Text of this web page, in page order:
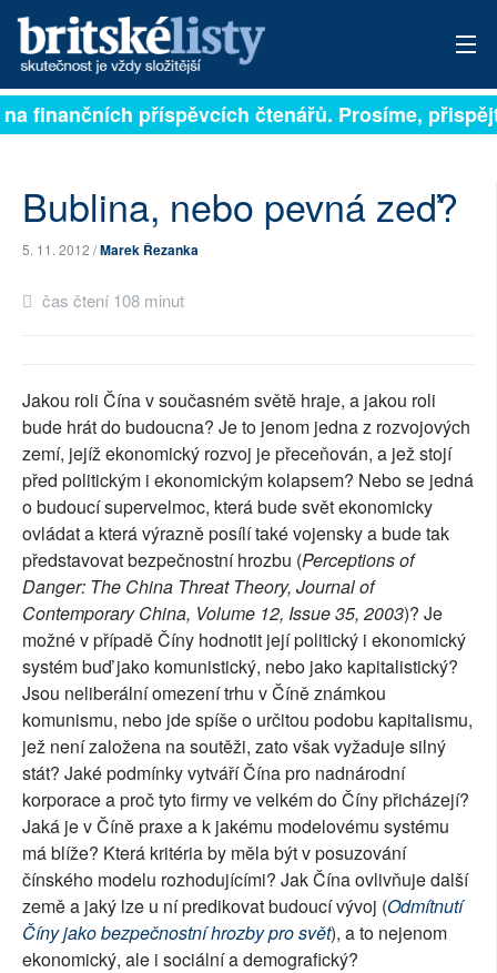
PŘIHLÁSIT
ARCHIV
AUTOŘI
PŘÍSPĚVKY NA PROVOZ
SOCIÁLNÍ SÍTĚ
RUBRIKY
PLNÁ VERZE STRÁNEK
příspěvcích čtenářů. Prosíme, přispějte.
Bublina, nebo pevná zeď?
5. 11. 2012 /Marek Řezanka
čas čtení 108 minut
Jakou roli Čína v současném světě hraje, a jakou roli
bude hrát do budoucna? Je to jenom jedna z rozvojových
zemí, jejíž ekonomický rozvoj je přeceňován, a jež stojí
před politickým i ekonomickým kolapsem? Nebo se jedná
o budoucí supervelmoc, která bude svět ekonomicky
ovládat a která výrazně posílí také vojensky a bude tak
představovat bezpečnostní hrozbu (Perceptions of
Danger: The China Threat Theory, Journal of
Contemporary China, Volume 12, Issue 35, 2003)? Je
možné v případě Číny hodnotit její politický i ekonomický
systém buď jako komunistický, nebo jako kapitalistický?
Jsou neliberální omezení trhu v Číně známkou
komunismu, nebo jde spíše o určitou podobu kapitalismu,
jež není založena na soutěži, zato však vyžaduje silný
stát? Jaké podmínky vytváří Čína pro nadnárodní
korporace a proč tyto firmy ve velkém do Číny přicházejí?
Jaká je v Číně praxe a k jakému modelovému systému
má blíže? Která kritéria by měla být v posuzování
čínského modelu rozhodujícími? Jak Čína ovlivňuje další
země a jaký lze u ní predikovat budoucí vývoj (Odmítnutí
Číny jako bezpečnostní hrozby pro svět), a to nejenom
ekonomický, ale i sociální a demografický?